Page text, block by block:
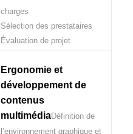
charges
Sélection des prestataires
Évaluation de projet
Ergonomie et
développement de
contenus
multimédiaDéfinition de
l’environnement graphique et